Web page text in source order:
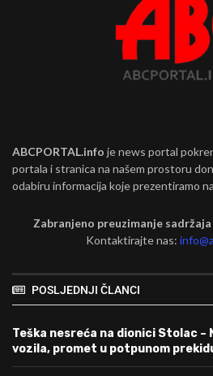
ABCPORTAL.info je news portal
portala i stranica na našem prostoru
odabiru informacija koje prezentiramo
Zabranjeno preuzimanje
Kontaktirajte nas:
POSLJEDNJI ČLANCI
Teška nesreća na dionici Stolac –
vozila, promet u potpunom